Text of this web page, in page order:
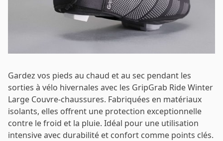
Gardez vos pieds au chaud et au sec pendant les
sorties à vélo hivernales avec les GripGrab Ride Winter
Large Couvre-chaussures. Fabriquées en matériaux
isolants, elles offrent une protection exceptionnelle
contre le froid et la pluie. Idéal pour une utilisation
intensive avec durabilité et confort comme points clés.
Se connecter